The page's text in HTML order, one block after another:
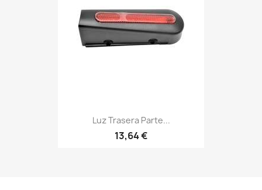
Luz Trasera Parte...
13,64 €